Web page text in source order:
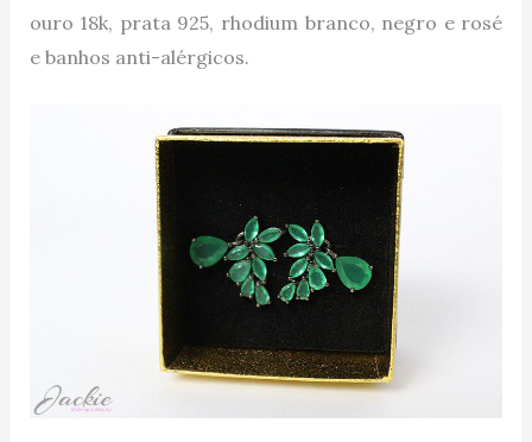
ouro 18k, prata 925, rhodium branco, negro e rosé
e banhos anti-alérgicos.